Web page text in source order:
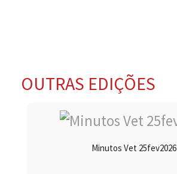
OUTRAS EDIÇÕES
Minutos Vet 25fev2026